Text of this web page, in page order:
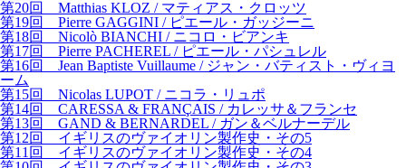
第20回 Matthias KLOZ / マティアス・クロッツ
第19回 Pierre GAGGINI / ピエール・ガッジーニ
第18回 Nicolò BIANCHI / ニコロ・ビアンキ
第17回 Pierre PACHEREL / ピエール・パシュレル
第16回 Jean Baptiste Vuillaume / ジャン・バティスト・ヴィヨ
ーム
第15回 Nicolas LUPOT / ニコラ・リュポ
第14回 CARESSA & FRANÇAIS / カレッサ＆フランセ
第13回 GAND & BERNARDEL / ガン＆ベルナーデル
第12回 イギリスのヴァイオリン製作史・その5
第11回 イギリスのヴァイオリン製作史・その4